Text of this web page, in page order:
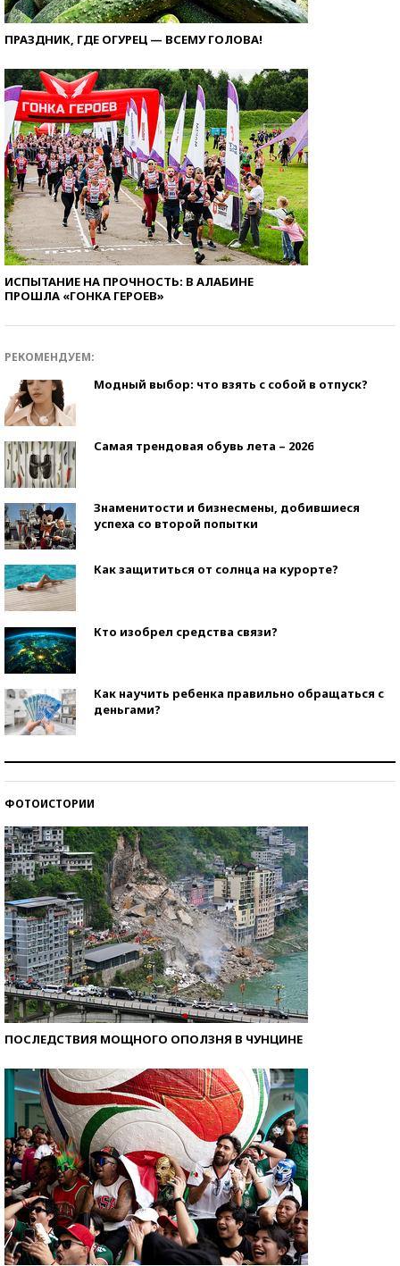
ПРАЗДНИК, ГДЕ ОГУРЕЦ — ВСЕМУ ГОЛОВА!
ИСПЫТАНИЕ НА ПРОЧНОСТЬ: В АЛАБИНЕ
ПРОШЛА «ГОНКА ГЕРОЕВ»
РЕКОМЕНДУЕМ:
Модный выбор: что взять с собой в отпуск?
Самая трендовая обувь лета – 2026
Знаменитости и бизнесмены, добившиеся
успеха со второй попытки
Как защититься от солнца на курорте?
Кто изобрел средства связи?
Как научить ребенка правильно обращаться с
деньгами?
ФОТОИСТОРИИ
ПОСЛЕДСТВИЯ МОЩНОГО ОПОЛЗНЯ В ЧУНЦИНЕ